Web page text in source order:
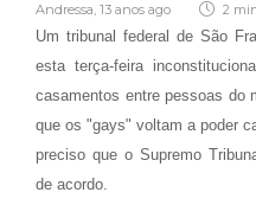
Andressa, 13 anos ago 2
Um tribunal federal de São
esta terça-feira
casamentos entre pessoas do
que os "gays" voltam a poder
preciso que o Supremo
de acordo.